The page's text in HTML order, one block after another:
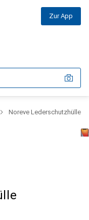
Zur App
Noreve Lederschutzhülle